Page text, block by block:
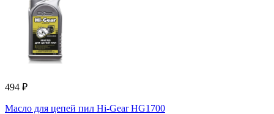
494 ₽
Масло для цепей пил Hi-Gear HG1700